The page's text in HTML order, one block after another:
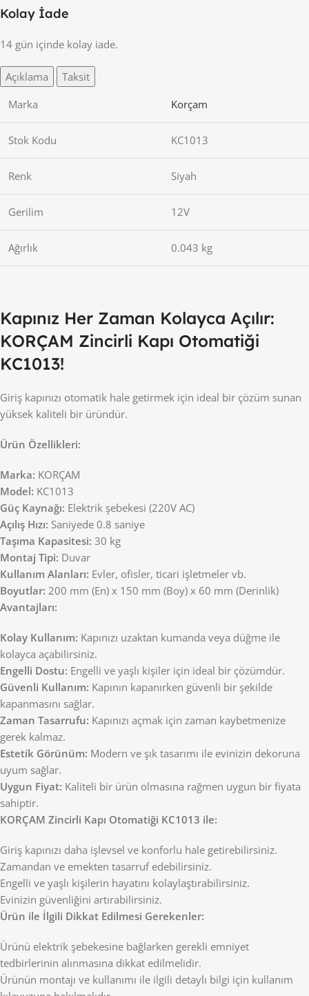
Kolay İade
14 gün içinde kolay iade.
Açıklama
Taksit
Marka
Korçam
Stok Kodu KC1013
Renk Siyah
Gerilim 12V
Ağırlık 0.043 kg
Kapınız Her Zaman Kolayca Açılır:
KORÇAM Zincirli Kapı Otomatiği
KC1013!
Giriş kapınızı otomatik hale getirmek için ideal bir çözüm sunan
yüksek kaliteli bir üründür.
Ürün Özellikleri:
Marka: KORÇAM
Model: KC1013
Güç Kaynağı: Elektrik şebekesi (220V AC)
Açılış Hızı: Saniyede 0.8 saniye
Taşıma Kapasitesi: 30 kg
Montaj Tipi: Duvar
Kullanım Alanları: Evler, ofisler, ticari işletmeler vb.
Boyutlar: 200 mm (En) x 150 mm (Boy) x 60 mm (Derinlik)
Avantajları:
Kolay Kullanım: Kapınızı uzaktan kumanda veya düğme ile
kolayca açabilirsiniz.
Engelli Dostu: Engelli ve yaşlı kişiler için ideal bir çözümdür.
Güvenli Kullanım: Kapının kapanırken güvenli bir şekilde
kapanmasını sağlar.
Zaman Tasarrufu: Kapınızı açmak için zaman kaybetmenize
gerek kalmaz.
Estetik Görünüm: Modern ve şık tasarımı ile evinizin dekoruna
uyum sağlar.
Uygun Fiyat: Kaliteli bir ürün olmasına rağmen uygun bir fiyata
sahiptir.
KORÇAM Zincirli Kapı Otomatiği KC1013 ile:
Giriş kapınızı daha işlevsel ve konforlu hale getirebilirsiniz.
Zamandan ve emekten tasarruf edebilirsiniz.
Engelli ve yaşlı kişilerin hayatını kolaylaştırabilirsiniz.
Evinizin güvenliğini artırabilirsiniz.
Ürün ile İlgili Dikkat Edilmesi Gerekenler:
Ürünü elektrik şebekesine bağlarken gerekli emniyet
tedbirlerinin alınmasına dikkat edilmelidir.
Ürünün montajı ve kullanımı ile ilgili detaylı bilgi için kullanım